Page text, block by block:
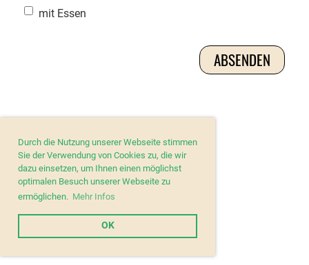
Durch die Nutzung unserer Webseite stimmen
Sie der Verwendung von Cookies zu, die wir
dazu einsetzen, um Ihnen einen möglichst
optimalen Besuch unserer Webseite zu
ermöglichen. Mehr Infos
OK
mit Essen